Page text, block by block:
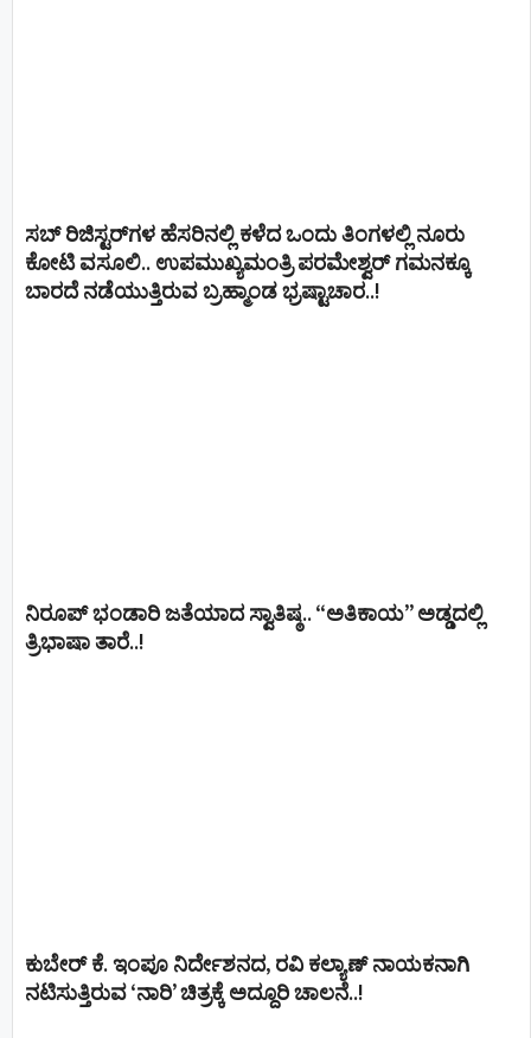
ಸಬ್ ರಿಜಿಸ್ಟರ್​ಗಳ ಹೆಸರಿನಲ್ಲಿ ಕಳೆದ ಒಂದು ತಿಂಗಳಲ್ಲಿ ನೂರು
ಕೋಟಿ ವಸೂಲಿ.. ಉಪಮುಖ್ಯಮಂತ್ರಿ ಪರಮೇಶ್ವರ್​ ಗಮನಕ್ಕೂ
ಬಾರದೆ ನಡೆಯುತ್ತಿರುವ ಬ್ರಹ್ಮಾಂಡ ಭ್ರಷ್ಟಾಚಾರ..!
ನಿರೂಪ್ ಭಂಡಾರಿ ಜತೆಯಾದ ಸ್ವಾತಿಷ್ಠ.. “ಅತಿಕಾಯ” ಅಡ್ಡದಲ್ಲಿ
ತ್ರಿಭಾಷಾ ತಾರೆ..!
ಕುಬೇರ್ ಕೆ. ಇಂಪೂ ನಿರ್ದೇಶನದ, ರವಿ ಕಲ್ಯಾಣ್‍ ನಾಯಕನಾಗಿ
ನಟಿಸುತ್ತಿರುವ ‘ನಾರಿ’ ಚಿತ್ರಕ್ಕೆ ಅದ್ದೂರಿ ಚಾಲನೆ..!